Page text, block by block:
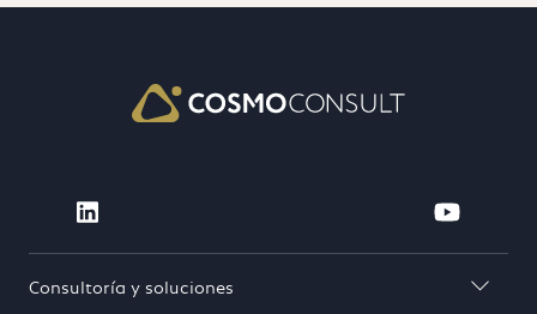
Visit Cosmo Consult on linkedin Visit

Consultoría y soluciones